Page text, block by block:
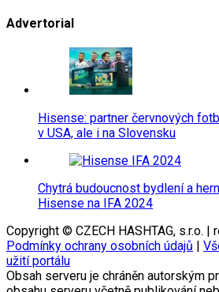
Advertorial
Hisense: partner červnových
v USA, ale i na Slovensku
Chytrá budoucnost bydlení a
Hisense na IFA 2024
Copyright © CZECH HASHTAG, s.r.o.
Podmínky ochrany osobních údajů |
užití portálu
Obsah serveru je chráněn autorským